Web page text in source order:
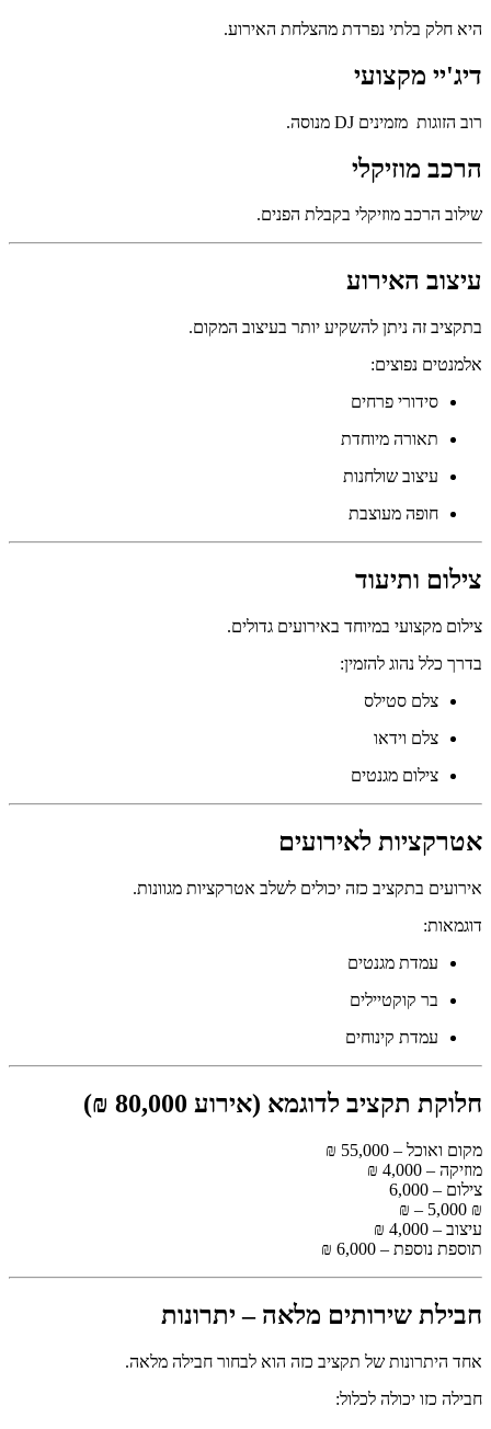
היא חלק בלתי נפרדת מהצלחת האירוע.
דיג'יי מקצועי
רוב הזוגות מזמינים DJ מנוסה.
הרכב מוזיקלי
שילוב הרכב מוזיקלי בקבלת הפנים.
עיצוב האירוע
בתקציב זה ניתן להשקיע יותר בעיצוב המקום.
אלמנטים נפוצים:
סידורי פרחים
תאורה מיוחדת
עיצוב שולחנות
חופה מעוצבת
צילום ותיעוד
צילום מקצועי במיוחד באירועים גדולים.
בדרך כלל נהוג להזמין:
צלם סטילס
צלם וידאו
צילום מגנטים
אטרקציות לאירועים
אירועים בתקציב כזה יכולים לשלב אטרקציות מגוונות.
דוגמאות:
עמדת מגנטים
בר קוקטיילים
עמדת קינוחים
חלוקת תקציב לדוגמא (אירוע 80,000 ₪)
מקום ואוכל – 55,000 ₪
מוזיקה – 4,000 ₪
צילום – 6,000
₪ – 5,000 ₪
עיצוב – 4,000 ₪
תוספת נוספת – 6,000 ₪
חבילת שירותים מלאה – יתרונות
אחד היתרונות של תקציב כזה הוא לבחור חבילה מלאה.
חבילה כזו יכולה לכלול: